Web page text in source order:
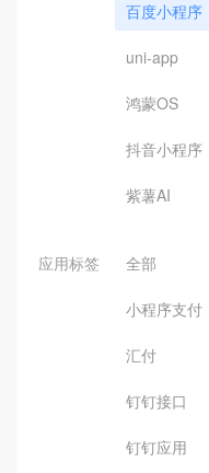
百度小程序
uni-app
鸿蒙OS
抖音小程序
紫薯AI
应用标签 全部
小程序支付
汇付
钉钉接口
钉钉应用